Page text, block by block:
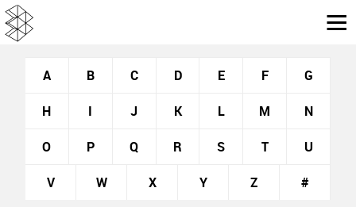
A B C D E F G
H I J K L M N
O P Q R S T U
V W X Y Z #